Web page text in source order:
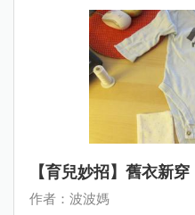
【育兒妙招】舊衣新
作者：波波媽